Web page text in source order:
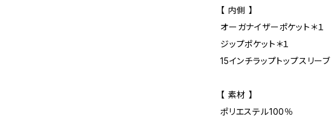
【 内側 】
オーガナイザーポケット＊１
ジップポケット＊１
15インチラップトップスリーブ
【 素材 】
ポリエステル100％